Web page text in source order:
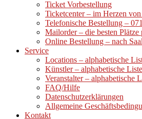
Ticket Vorbestellung
Ticketcenter – im Herzen
Telefonische Bestellung –
Mailorder – die besten
Online Bestellung – nach
Service
Locations – alphabetische
Künstler – alphabetische Liste
Veranstalter – alphabetische
FAQ/Hilfe
Datenschutzerklärungen
Allgemeine
Kontakt